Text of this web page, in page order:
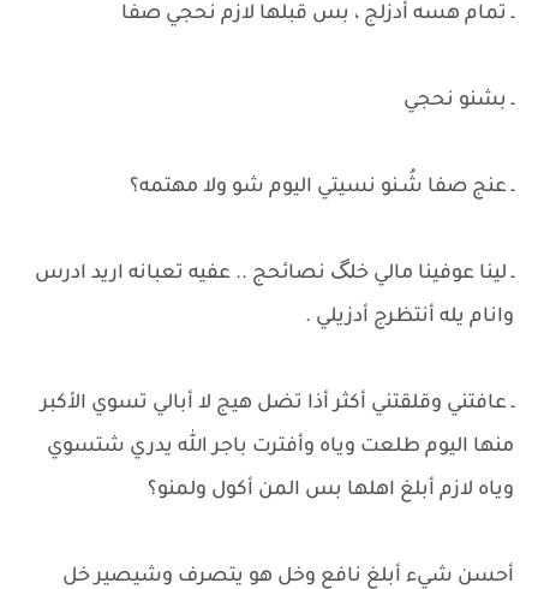
ـ تمام هسه أدزلج ، بس قبلها لازم نحجي صفا
ـ بشنو نحجي
ـ عنج صفا شُـنو نسيتي اليوم شو ولا مهتمه؟
ـ لينا عوفينا مالي خلگ نصائحج .. عفيه تعبانه اريد ادرس
وانام يله أنتظرج أدزيلي .
ـ عافتني وقلقتني أكثر أذا تضل هيج لا أبالي تسوي الأكبر
منها اليوم طلعت وياه وأفترت باجر الله يدري شتسوي
وياه لازم أبلغ اهلها بس المن أكول ولمنو؟
أحسن شيء أبلغ نافع وخل هو يتصرف وشيصير خل